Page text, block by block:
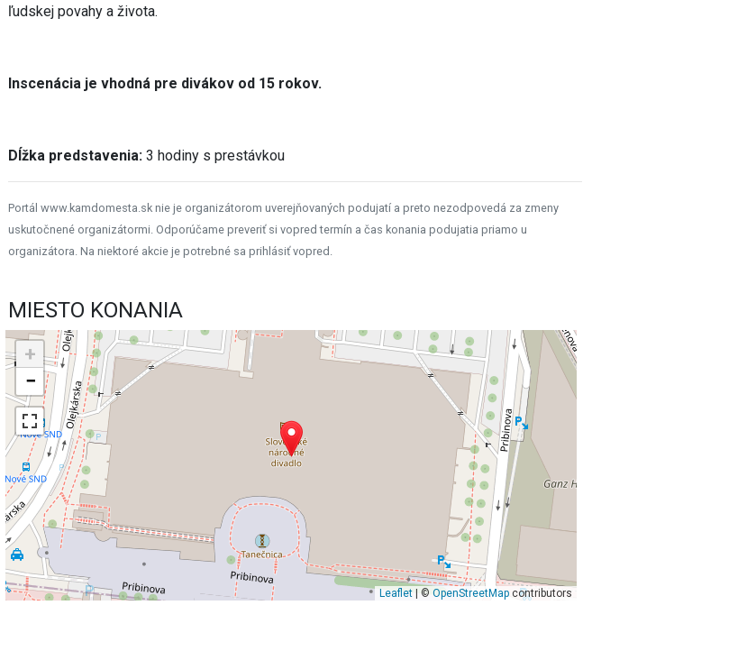
ľudskej povahy a života.
Inscenácia je vhodná pre divákov od 15 rokov.
Dĺžka predstavenia:3 hodiny s prestávkou
Portál www.kamdomesta.sk nie je organizátorom uverejňovaných podujatí a preto nezodpovedá za zmeny
uskutočnené organizátormi. Odporúčame preveriť si vopred termín a čas konania podujatia priamo u
organizátora. Na niektoré akcie je potrebné sa prihlásiť vopred.
MIESTO KONANIA
+
−
Leaflet| © OpenStreetMapcontributors